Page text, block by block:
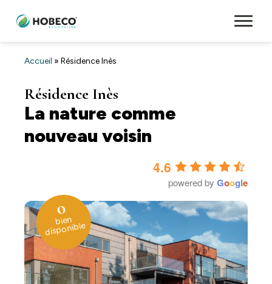
Accueil » Résidence Inès
Résidence Inès
La nature comme
nouveau voisin
4.6
powered by Google
0
bien
disponible